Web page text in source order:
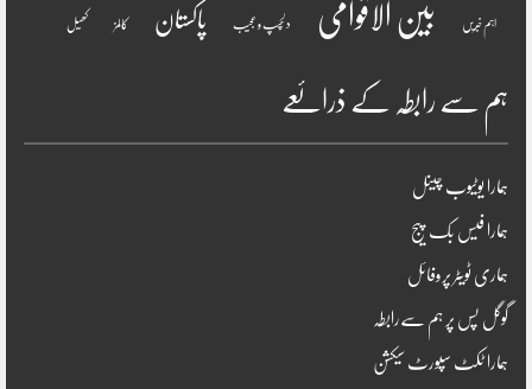
اہم خبریں بین الاقوامی دلچسپ و عجیب پاکستان کالمز کھیل
ہم سے رابطہ کے ذرائعے
ہمارا یوٹیوب چینل
ہمارا فیس بک پیج
ہماری ٹویٹر پروفائل
گوگل پس پر ہم سےرابطہ
ہمارا ٹکٹ سپورٹ سیکشن